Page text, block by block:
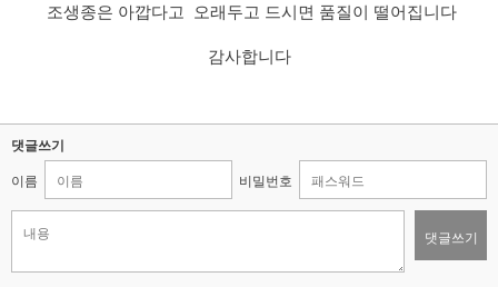
조생종은 아깝다고 오래두고 드시면 품질이 떨어집니다
감사합니다
댓글쓰기
이름 비밀번호
댓글쓰기